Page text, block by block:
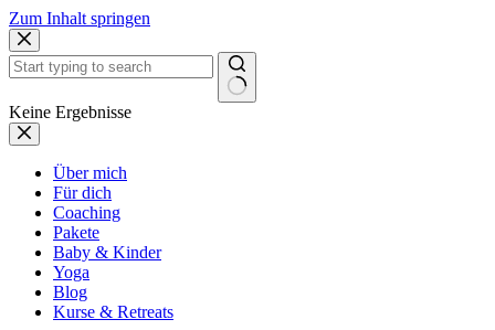
Zum Inhalt springen
Keine Ergebnisse
Über mich
Für dich
Coaching
Pakete
Baby & Kinder
Yoga
Blog
Kurse & Retreats